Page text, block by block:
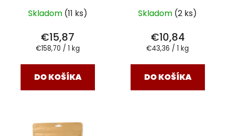
Skladom (11 ks)
€15,87
Jednotková
€158,70 / 1 kg
DO KOŠÍKA
Skladom (2 ks)
€10,84
Jednotková
€43,36 / 1 kg
DO KOŠÍKA